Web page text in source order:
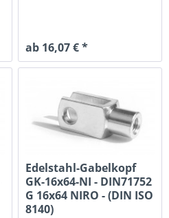
ab 16,07 € *
Edelstahl-Gabelkopf
GK-16x64-NI - DIN71752
G 16x64 NIRO - (DIN ISO
8140)